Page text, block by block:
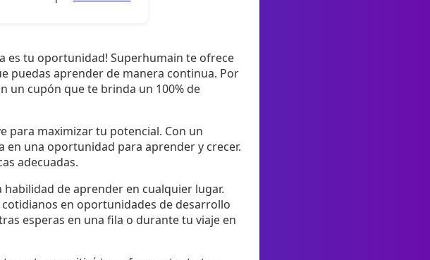
es tu oportunidad! Superhumain te ofrece
puedas aprender de manera continua. Por
un cupón que te brinda un 100% de
para maximizar tu potencial. Con un
una oportunidad para aprender y crecer.
adecuadas.
de aprender en cualquier lugar.
en oportunidades de desarrollo
esperas en una fila o durante tu viaje en